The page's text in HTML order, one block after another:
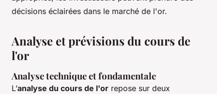
décisions éclairées dans le marché de l'or.
Analyse et prévisions du cours de
l'or
Analyse technique et fondamentale
L’analyse du cours de l'or repose sur deux